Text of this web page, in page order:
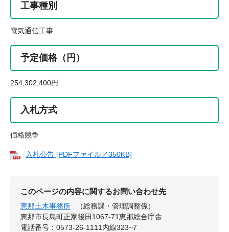
工事種別
電気通信工事
予定価格（円）
254,302,400円
入札方式
価格競争
入札公告 [PDFファイル／350KB]
このページの内容に関するお問い合わせ先
恵那土木事務所
（総務課・管理調整係）
恵那市長島町正家後田1067-71恵那総合庁舎
電話番号：0573-26-1111内線323~7